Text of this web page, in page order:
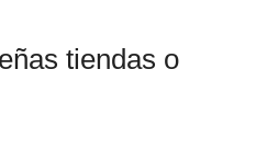
tiendas o